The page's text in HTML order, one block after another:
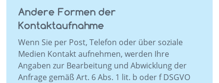
Andere Formen der
Kontaktaufnahme
Wenn Sie per Post, Telefon oder über soziale
Medien Kontakt aufnehmen, werden Ihre
Angaben zur Bearbeitung und Abwicklung der
Anfrage gemäß Art. 6 Abs. 1 lit. b oder f DSGVO